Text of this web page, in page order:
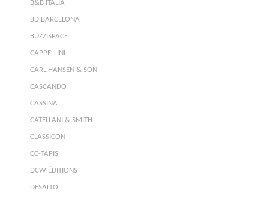
B&B ITALIA
BD BARCELONA
BUZZISPACE
CAPPELLINI
CARL HANSEN & SON
CASCANDO
CASSINA
CATELLANI & SMITH
CLASSICON
CC-TAPIS
DCW ÉDITIONS
DESALTO